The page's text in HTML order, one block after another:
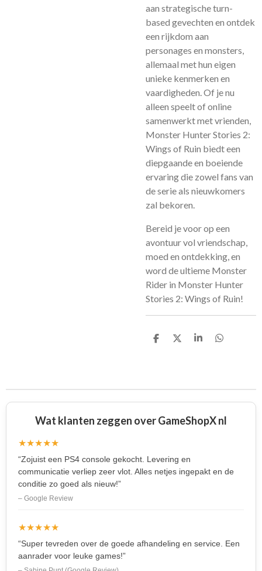
aan strategische turn-
based gevechten en ontdek
een rijkdom aan
personages en monsters,
allemaal met hun eigen
unieke kenmerken en
vaardigheden. Of je nu
alleen speelt of online
samenwerkt met vrienden,
Monster Hunter Stories 2:
Wings of Ruin biedt een
diepgaande en boeiende
ervaring die zowel fans van
de serie als nieuwkomers
zal bekoren.
Bereid je voor op een
avontuur vol vriendschap,
moed en ontdekking, en
word de ultieme Monster
Rider in Monster Hunter
Stories 2: Wings of Ruin!
D
D
S
D
Wat klanten zeggen over GameShopX nl
★★★★★
“Zojuist een PS4 console gekocht. Levering en
communicatie verliep zeer vlot. Alles netjes ingepakt en de
conditie zo goed als nieuw!”
– Google Review
★★★★★
“Super tevreden over de goede afhandeling en service. Een
aanrader voor leuke games!”